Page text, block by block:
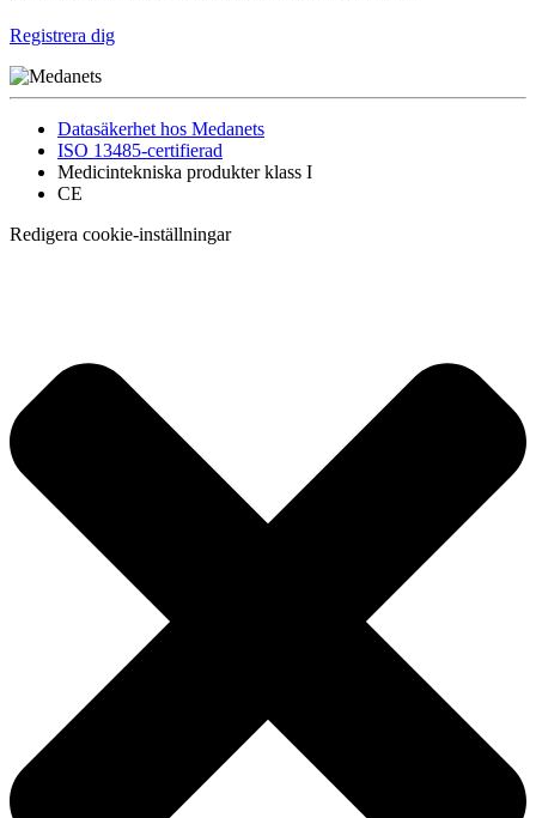
Registrera dig
Datasäkerhet hos Medanets
ISO 13485-certifierad
Medicintekniska produkter klass I
CE
Redigera cookie-inställningar